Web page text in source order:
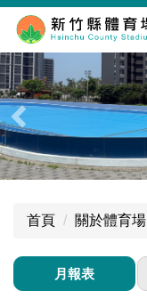
到
主
要
內
容
區
首頁 關於體育場
月報表